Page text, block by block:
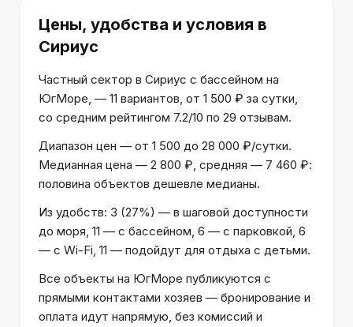
Цены, удобства и условия в
Сириус
Частный сектор в Сириус с бассейном на
ЮгМоре, — 11 вариантов, от 1 500 ₽ за сутки,
со средним рейтингом 7.2/10 по 29 отзывам.
Диапазон цен — от 1 500 до 28 000 ₽/сутки.
Медианная цена — 2 800 ₽, средняя — 7 460 ₽:
половина объектов дешевле медианы.
Из удобств: 3 (27%) — в шаговой доступности
до моря, 11 — с бассейном, 6 — с парковкой, 6
— с Wi-Fi, 11 — подойдут для отдыха с детьми.
Все объекты на ЮгМоре публикуются с
прямыми контактами хозяев — бронирование и
оплата идут напрямую, без комиссий и